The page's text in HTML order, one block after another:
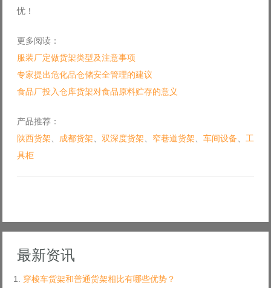
忧！
更多阅读：
服装厂定做货架类型及注意事项
专家提出危化品仓储安全管理的建议
食品厂投入仓库货架对食品原料贮存的意义
产品推荐：
陕西货架
成都货架 双深度货架 窄巷道货架 车间设备
工
具柜
最新资讯
穿梭车货架和普通货架相比有哪些优势？